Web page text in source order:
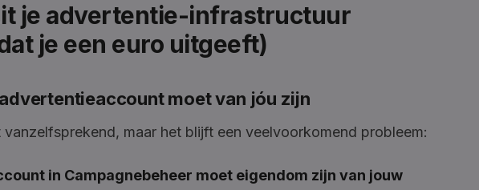
je advertentie-infrastructuur
je een euro uitgeeft)
advertentieaccount moet van jóu zijn
vanzelfsprekend, maar het blijft een veelvoorkomend probleem:
in Campagnebeheer moet eigendom zijn van jouw